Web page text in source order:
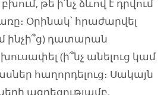
թե ի՛նչ ձևով է դրվում
Օրինակ՝ հրաժարվել
ինչի՞ց) դատարան
(ի՞նչ անելուց կամ
հաղորդելուց։ Սակայն
ազդեցությամբ,